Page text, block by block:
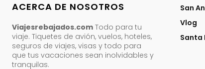
ACERCA DE NOSOTROS
Viajesrebajados.com Todo para tu
viaje. Tiquetes de avión, vuelos, hoteles,
seguros de viajes, visas y todo para
que tus vacaciones sean inolvidables y
tranquilas.
San
Vlog
Santa